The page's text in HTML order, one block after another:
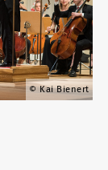
Kai Bienert